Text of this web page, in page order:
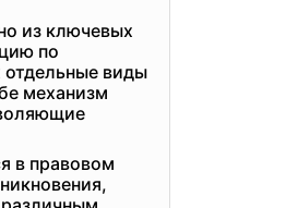
из ключевых
по
виды
механизм
в правовом